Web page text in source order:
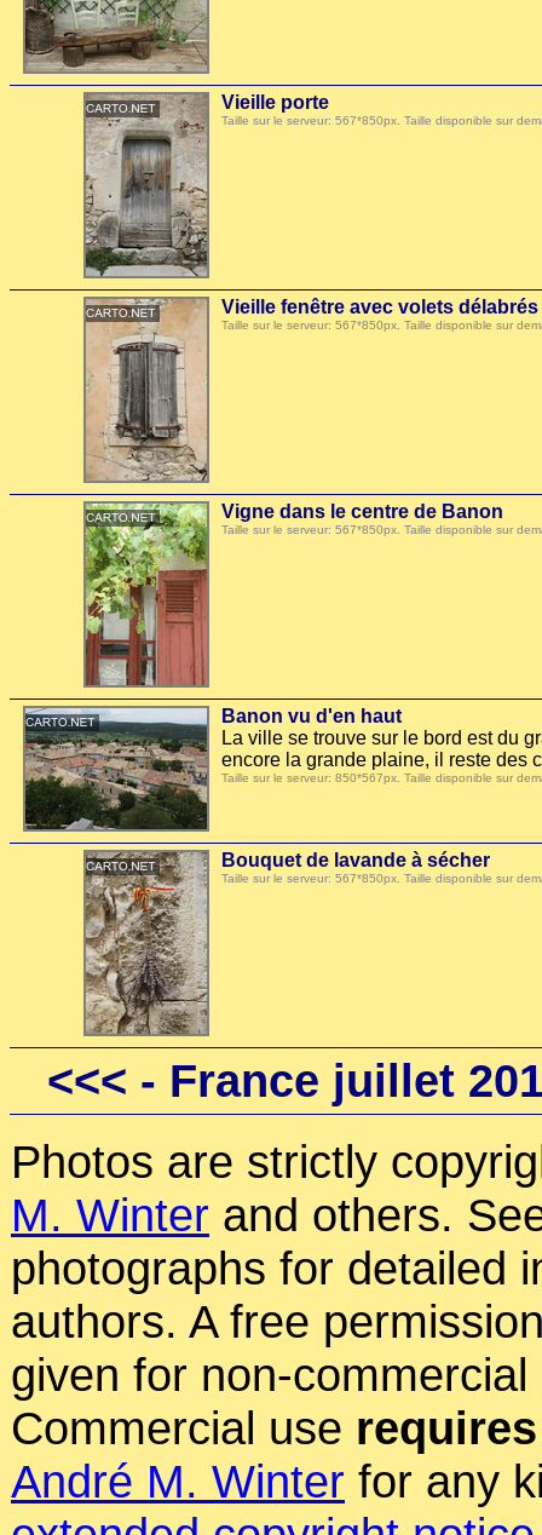
Vieille porte
Taille sur le serveur: 567*850px. Taille disponible sur
Vieille fenêtre avec volets délabrés
Taille sur le serveur: 567*850px. Taille disponible sur
Vigne dans le centre de Banon
Taille sur le serveur: 567*850px. Taille disponible sur
Banon vu d'en haut
La ville se trouve sur le bord est du
encore la grande plaine, il reste des
Taille sur le serveur: 850*567px. Taille disponible sur
Bouquet de lavande à sécher
Taille sur le serveur: 567*850px. Taille disponible sur
<<< - France juillet
Photos are strictly
M. Winter and others.
photographs for detailed
authors. A free
given for non-
Commercial use requires
André M. Winter for any